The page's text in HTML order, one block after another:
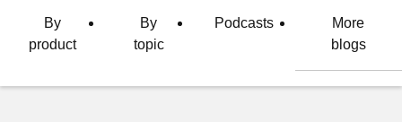
By
product
By
topic
Podcasts
More
blogs